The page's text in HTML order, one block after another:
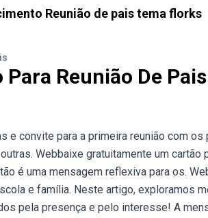
Reunião de pais tema florks
Reunião De Pais
e convite para a primeira reunião com os
Webbaixe gratuitamente um cartão
é uma mensagem reflexiva para os.
e família. Neste artigo, exploramos
pela presença e pelo interesse! A